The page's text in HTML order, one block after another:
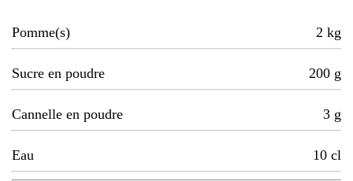
Pomme(s) 2 kg
Sucre en poudre 200 g
Cannelle en poudre 3 g
Eau 10 cl